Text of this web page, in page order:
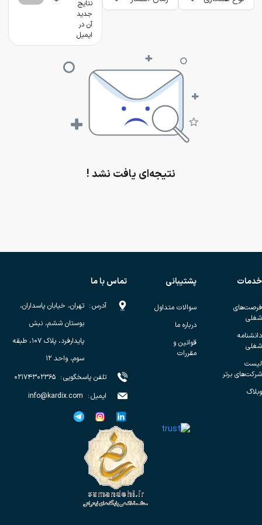
نتایج
جدید
آن در
ایمیل
نتیجه‌ای یافت نشد !
خدمات
فرصت‌های
شغلی
دانشنامه
شغلی
لیست
شرکت‌های برتر
وبلاگ
پشتیبانی
سوالات متداول
درباره ما
قوانین و
مقررات
تماس با ما
آدرس: تهران، خیابان پاسداران،
بوستان ششم، نبش
پایدارفرد، پلاک ۱۰۷، طبقه
سوم، واحد ۱۲
تلفن پاسخگویی: ۰۲۱۷۴۳۰۲۳۶۵
ایمیل:
info@kardix.com